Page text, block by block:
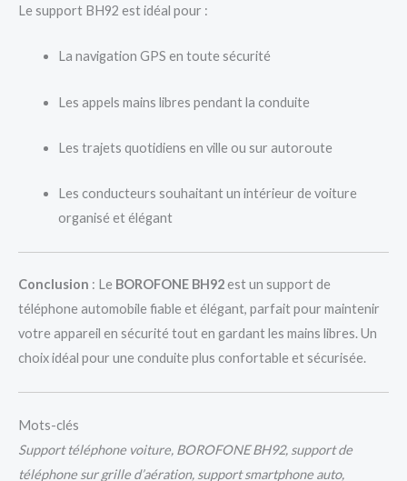
Le support BH92 est idéal pour :
La navigation GPS en toute sécurité
Les appels mains libres pendant la conduite
Les trajets quotidiens en ville ou sur autoroute
Les conducteurs souhaitant un intérieur de voiture
organisé et élégant
Conclusion : Le BOROFONE BH92est un support de
téléphone automobile fiable et élégant, parfait pour maintenir
votre appareil en sécurité tout en gardant les mains libres. Un
choix idéal pour une conduite plus confortable et sécurisée.
Mots-clés
Support téléphone voiture, BOROFONE BH92, support de
téléphone sur grille d’aération, support smartphone auto,